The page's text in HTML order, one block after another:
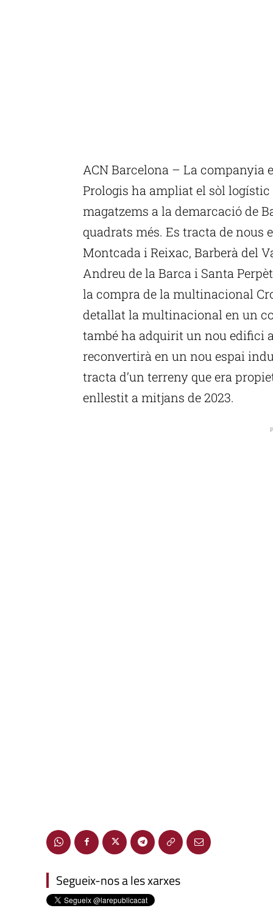
ACN Barcelona – La companyia
Prologis ha ampliat el sòl
magatzems a la demarcació de
quadrats més. Es tracta de nous
Montcada i Reixac, Barberà del
Andreu de la Barca i Santa
la compra de la multinacional
detallat la multinacional en un
també ha adquirit un nou edifici
reconvertirà en un nou espai
tracta d’un terreny que era
enllestit a mitjans de 2023.
Segueix-nos a les xarxes